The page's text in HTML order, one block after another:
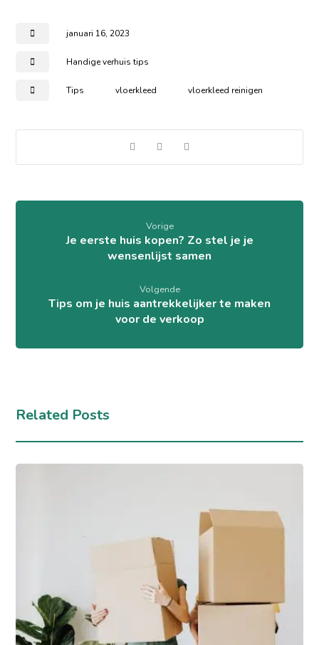
januari 16, 2023
Handige verhuis tips
Tips vloerkleed vloerkleed reinigen
Vorige
Je eerste huis kopen? Zo stel je je
wensenlijst samen
Volgende
Tips om je huis aantrekkelijker te maken
voor de verkoop
Related Posts